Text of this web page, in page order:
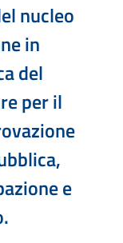
nucleo
in
del
per il
e